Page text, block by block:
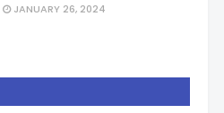
JANUARY 26, 2024